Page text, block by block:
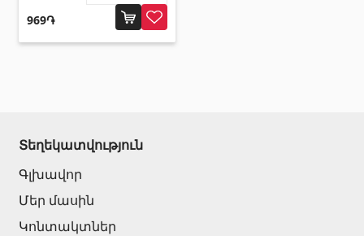
Սալիկի անկյունակներ
Եզրաձողեր(27)
Արևապաշտպան ծածկեր
969֏
Տեղեկատվություն
Գլխավոր
Մեր մասին
Կոնտակտներ